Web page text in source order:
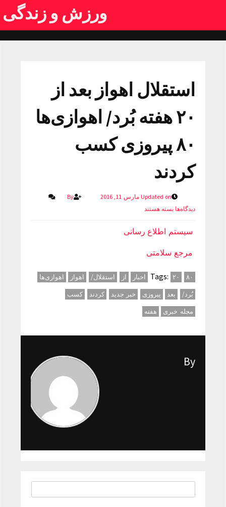
ورزش و زندگی
استقلال اهواز بعد از
۲۰ هفته بُرد/ اهوازی‌ها
۸۰ پیروزی کسب
کردند
Updated on مارس 11, 2016
By
دیدگاه‌هابسته هستند
سیستم اطلاع رسانی
مرجع سلامتی
Tags: ۲۰ ۸۰ اخبار از استقلال/ اهواز
اهوازی‌ها
بُرد/
بعد پیروزی خبر جدید کردند
کسب
مجله خبری
هفته
By